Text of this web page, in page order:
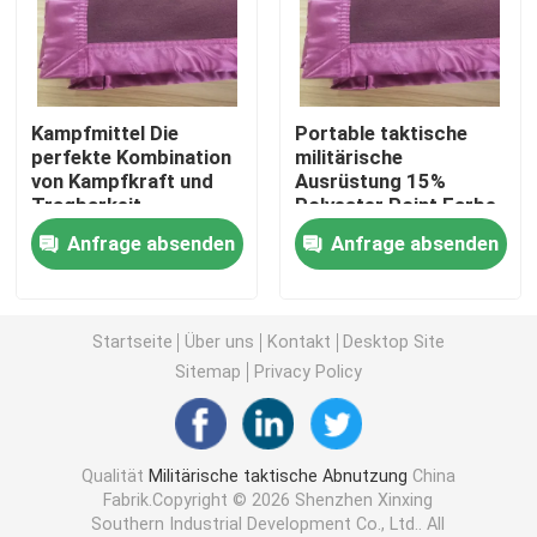
Taktischer ballistischer Sturzhelm
Militärische ballistische Platten
Kugelsichere Ausrüstung
Taktischer Gang im Freien
Kampf-taktische Stiefel
Kampf-taktische Weste
Kampfmittel Die
perfekte Kombination
von Kampfkraft und
Tragbarkeit
Anfrage absenden
Portable taktische
militärische
Ausrüstung 15%
Polyester Point Farbe
mit Tragetasche und
Portable
Anfrage absenden
Startseite Über uns Kontakt
Desktop Site
Sitemap
Privacy Policy
Qualität Militärische taktische Abnutzung China
Fabrik.Copyright © 2026 Shenzhen Xinxing
Southern Industrial Development Co., Ltd.. All